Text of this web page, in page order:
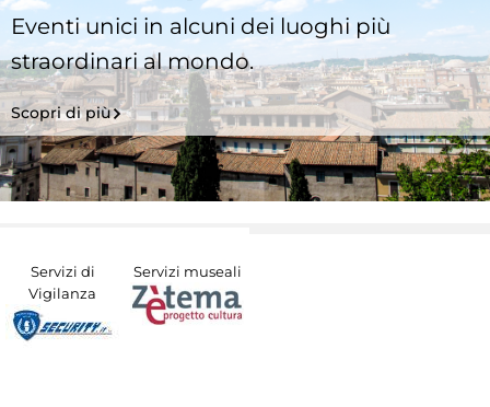
Eventi unici in alcuni dei luoghi più
straordinari al mondo.
Scopri di più
Servizi di
Vigilanza
Servizi museali